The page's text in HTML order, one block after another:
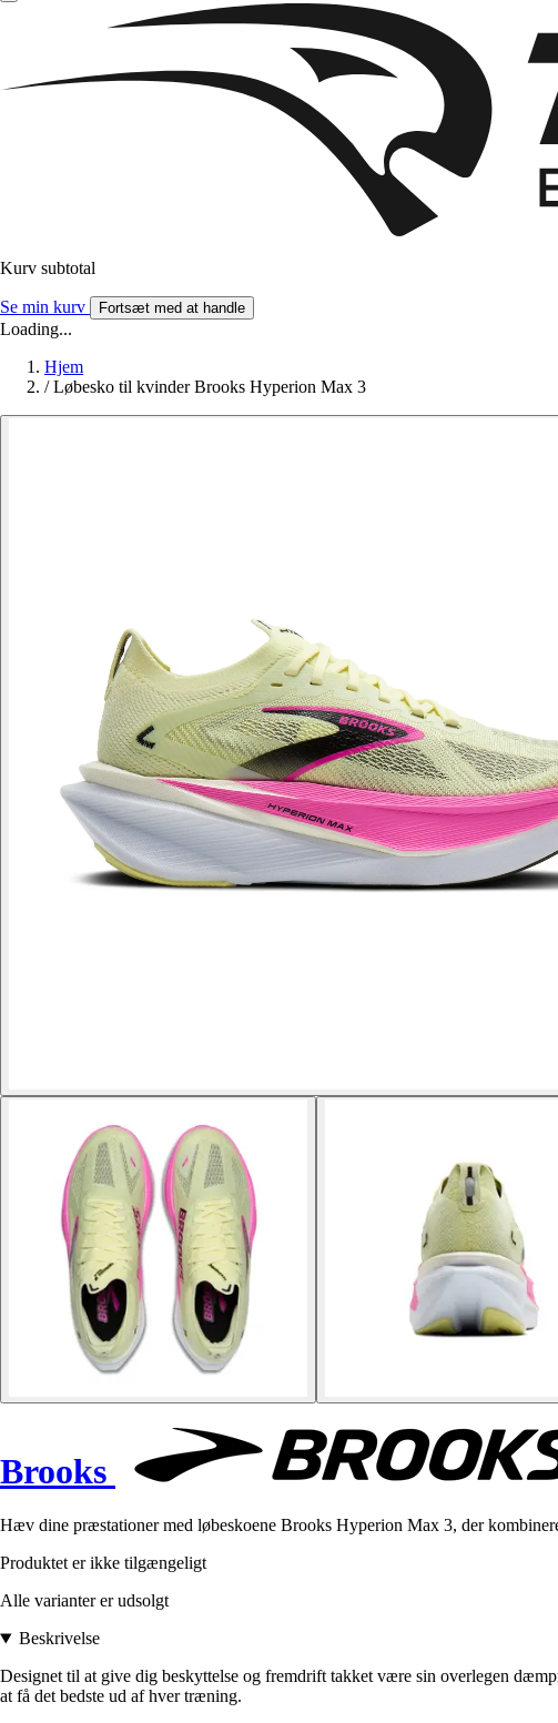
Kurv subtotal
Se min kurv Fortsæt med at handle
Loading...
Hjem
/ Løbesko til kvinder Brooks Hyperion Max 3
Brooks
Hæv dine præstationer med løbeskoene Brooks Hyperion Max 3, der
Produktet er ikke tilgængeligt
Alle varianter er udsolgt
Beskrivelse
Designet til at give dig beskyttelse og fremdrift takket være sin overlegen
at få det bedste ud af hver træning.